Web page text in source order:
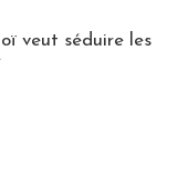
veut séduire les